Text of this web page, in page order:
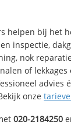
helpen bij het
inspectie,
nok
of lekkages
advies
onze
020-2184250